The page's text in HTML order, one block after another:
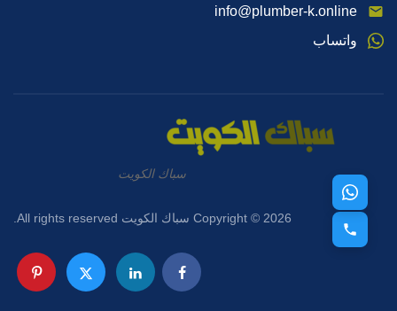
info@plumber-k.online
واتساب
سباك الكويت
Copyright © 2026 سباك الكويت All rights reserved.